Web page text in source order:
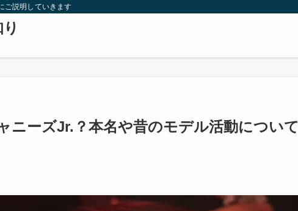
ご説明していきます
ニーズJr.？本名や昔のモデル活動について